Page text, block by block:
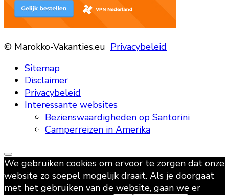
© Marokko-Vakanties.eu Privacybeleid
Sitemap
Disclaimer
Privacybeleid
Interessante websites
Bezienswaardigheden op Santorini
Camperreizen in Amerika
We gebruiken cookies om ervoor te zorgen dat onze
website zo soepel mogelijk draait. Als je doorgaat
met het gebruiken van de website, gaan we er